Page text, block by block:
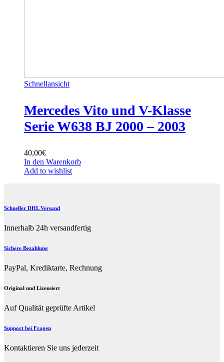
Schnellansicht
Mercedes Vito und V-Klasse
Serie W638 BJ 2000 – 2003
40,00€
In den Warenkorb
Add to wishlist
Schneller DHL Versand
Innerhalb 24h versandfertig
Sichere Bezahlung
PayPal, Krediktarte, Rechnung
Original und Lizensiert
Auf Qualität geprüfte Artikel
Support bei Fragen
Kontaktieren Sie uns jederzeit